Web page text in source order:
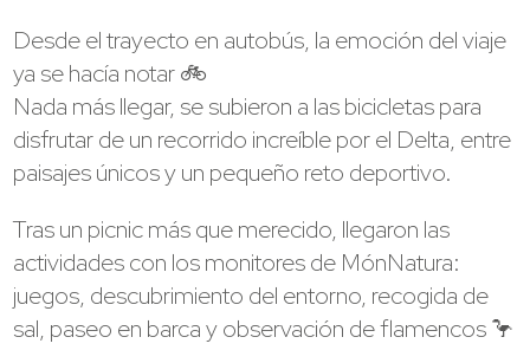
Desde el trayecto en autobús, la emoción del viaje
ya se hacía notar 🚲
Nada más llegar, se subieron a las bicicletas para
disfrutar de un recorrido increíble por el Delta, entre
paisajes únicos y un pequeño reto deportivo.
Tras un picnic más que merecido, llegaron las
actividades con los monitores de MónNatura:
juegos, descubrimiento del entorno, recogida de
sal, paseo en barca y observación de flamencos 🦩